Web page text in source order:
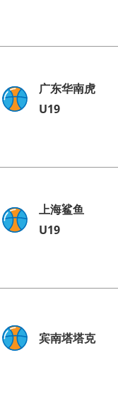
广东华南虎
U19
上海鲨鱼
U19
宾南塔塔克